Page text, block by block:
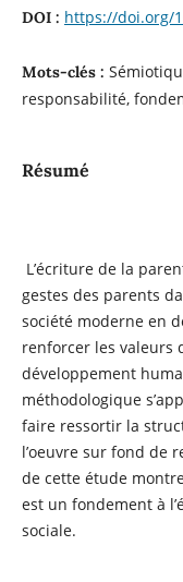
DOI : https://doi.org/
Mots-clés :
responsabilité,
Résumé
L’écriture de la
gestes des parents
société moderne en
renforcer les valeurs
développement
méthodologique
faire ressortir la
l’oeuvre sur fond de
de cette étude
est un fondement à
sociale.